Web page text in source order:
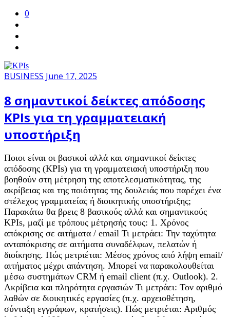
0
BUSINESS June 17, 2025
8 σημαντικοί δείκτες απόδοσης
KPIs για τη γραμματειακή
υποστήριξη
Ποιοι είναι οι βασικοί αλλά και σημαντικοί δείκτες
απόδοσης (KPIs) για τη γραμματειακή υποστήριξη που
βοηθούν στη μέτρηση της αποτελεσματικότητας, της
ακρίβειας και της ποιότητας της δουλειάς που παρέχει ένα
στέλεχος γραμματείας ή διοικητικής υποστήριξης;
Παρακάτω θα βρεις 8 βασικούς αλλά και σημαντικούς
KPIs, μαζί με τρόπους μέτρησής τους: 1. Χρόνος
απόκρισης σε αιτήματα / email Τι μετράει: Την ταχύτητα
ανταπόκρισης σε αιτήματα συναδέλφων, πελατών ή
διοίκησης. Πώς μετριέται: Μέσος χρόνος από λήψη email/
αιτήματος μέχρι απάντηση. Μπορεί να παρακολουθείται
μέσω συστημάτων CRM ή email client (π.χ. Outlook). 2.
Ακρίβεια και πληρότητα εργασιών Τι μετράει: Τον αριθμό
λαθών σε διοικητικές εργασίες (π.χ. αρχειοθέτηση,
σύνταξη εγγράφων, κρατήσεις). Πώς μετριέται: Αριθμός